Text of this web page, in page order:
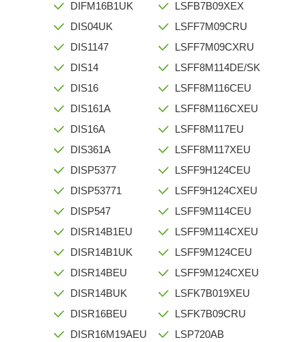
DIFM16B1UK
DIS04UK
DIS1147
DIS14
DIS16
DIS161A
DIS16A
DIS361A
DISP5377
DISP53771
DISP547
DISR14B1EU
DISR14B1UK
DISR14BEU
DISR14BUK
DISR16BEU
DISR16M19AEU
LSFB7B09XEX
LSFF7M09CRU
LSFF7M09CXRU
LSFF8M114DE/SK
LSFF8M116CEU
LSFF8M116CXEU
LSFF8M117EU
LSFF8M117XEU
LSFF9H124CEU
LSFF9H124CXEU
LSFF9M114CEU
LSFF9M114CXEU
LSFF9M124CEU
LSFF9M124CXEU
LSFK7B019XEU
LSFK7B09CRU
LSP720AB